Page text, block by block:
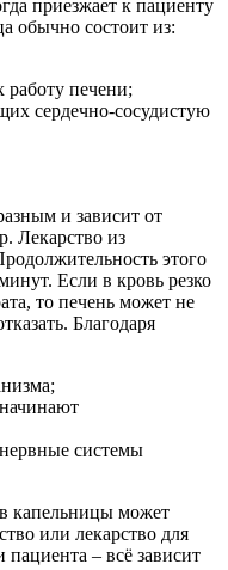
приезжает к пациенту
обычно состоит из:
печени;
сердечно-сосудистую
и зависит от
Лекарство из
этого
Если в кровь резко
то печень может не
Благодаря
системы
капельницы может
или лекарство для
пациента – всё зависит